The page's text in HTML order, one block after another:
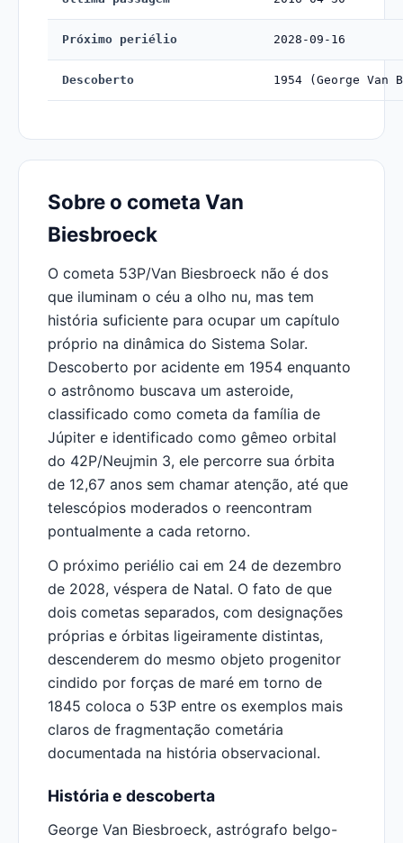
Próximo periélio 2028-09-16
Descoberto 1954 (George Van
Sobre o cometa Van
Biesbroeck
O cometa 53P/Van Biesbroeck não é dos
que iluminam o céu a olho nu, mas tem
história suficiente para ocupar um capítulo
próprio na dinâmica do Sistema Solar.
Descoberto por acidente em 1954 enquanto
o astrônomo buscava um asteroide,
classificado como cometa da família de
Júpiter e identificado como gêmeo orbital
do 42P/Neujmin 3, ele percorre sua órbita
de 12,67 anos sem chamar atenção, até que
telescópios moderados o reencontram
pontualmente a cada retorno.
O próximo periélio cai em 24 de dezembro
de 2028, véspera de Natal. O fato de que
dois cometas separados, com designações
próprias e órbitas ligeiramente distintas,
descenderem do mesmo objeto progenitor
cindido por forças de maré em torno de
1845 coloca o 53P entre os exemplos mais
claros de fragmentação cometária
documentada na história observacional.
História e descoberta
George Van Biesbroeck, astrógrafo belgo-